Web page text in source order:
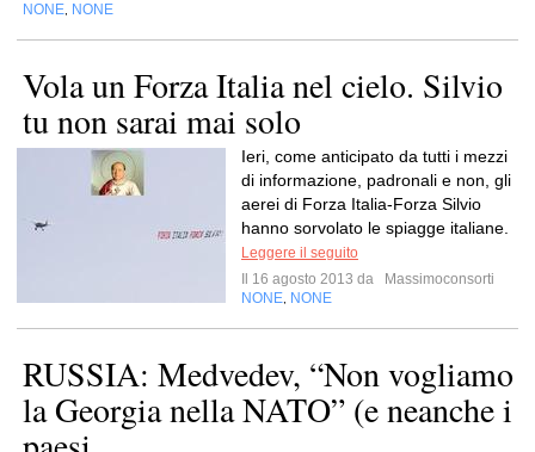
NONE NONE
Vola un Forza Italia nel cielo. Silvio
tu non sarai mai solo
Ieri, come anticipato da tutti i mezzi
di informazione, padronali e non, gli
aerei di Forza Italia-Forza Silvio
hanno sorvolato le spiagge italiane.
Leggere il seguito
Il 16 agosto 2013 da
Massimoconsorti
NONE NONE
RUSSIA: Medvedev, “Non vogliamo
la Georgia nella NATO” (e neanche i